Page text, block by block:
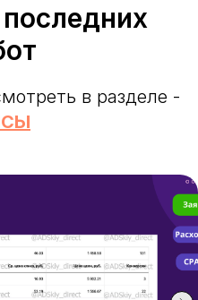
в разделе -